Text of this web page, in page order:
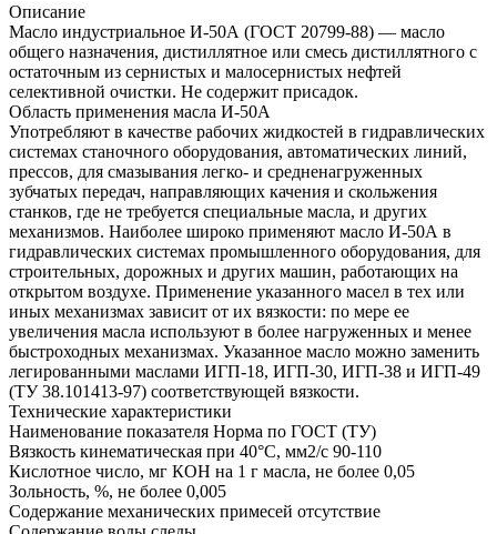
Описание
Масло индустриальное И-50А (ГОСТ 20799-88) — масло
общего назначения, дистиллятное или смесь дистиллятного с
остаточным из сернистых и малосернистых нефтей
селективной очистки. Не содержит присадок.
Область применения масла И-50А
Употребляют в качестве рабочих жидкостей в гидравлических
системах станочного оборудования, автоматических линий,
прессов, для смазывания легко- и средненагруженных
зубчатых передач, направляющих качения и скольжения
станков, где не требуется специальные масла, и других
механизмов. Наиболее широко применяют масло И-50А в
гидравлических системах промышленного оборудования, для
строительных, дорожных и других машин, работающих на
открытом воздухе. Применение указанного масел в тех или
иных механизмах зависит от их вязкости: по мере ее
увеличения масла используют в более нагруженных и менее
быстроходных механизмах. Указанное масло можно заменить
легированными маслами ИГП-18, ИГП-30, ИГП-38 и ИГП-49
(ТУ 38.101413-97) соответствующей вязкости.
Технические характеристики
Наименование показателя Норма по ГОСТ (ТУ)
Вязкость кинематическая при 40°С, мм2/с 90-110
Кислотное число, мг КОН на 1 г масла, не более 0,05
Зольность, %, не более 0,005
Содержание механических примесей отсутствие